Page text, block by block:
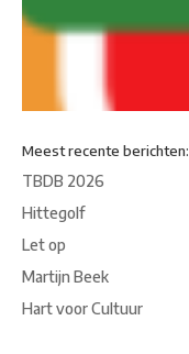
Meest recente berichten:
TBDB 2026
Hittegolf
Let op
Martijn Beek
Hart voor Cultuur